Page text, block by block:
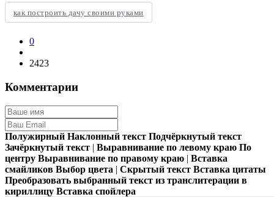
как построить дачу своими руками
0
2423
Комментарии
Полужирный Наклонный текст Подчёркнутый текст
Зачёркнутый текст | Выравнивание по левому краю По
центру Выравнивание по правому краю | Вставка
смайликов Выбор цвета | Скрытый текст Вставка цитаты
Преобразовать выбранный текст из транслитерации в
кириллицу Вставка спойлера